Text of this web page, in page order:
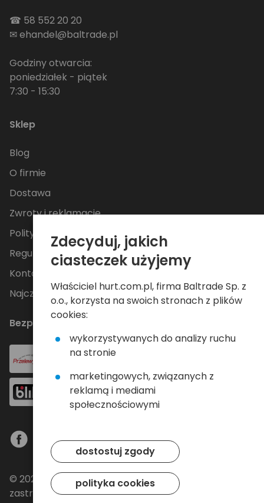
☎ 58 552 20 20
✉ehandel@baltrade.pl
Godziny otwarcia:
poniedziałek - piątek
7:30 - 15:30
Sklep
Blog
O firmie
Dostawa
Zwroty i reklamacje
Polityka Prywatności
Regulamin
Kontakt
Najczęściej zadawane pytania
Bezpieczne płatności
© 2024 Baltrade sp. z o.o. - Wszelkie prawa
zastrzeżone.
Zdecyduj, jakich
ciasteczek użyjemy
Właściciel hurt.com.pl, firma Baltrade Sp. z
o.o., korzysta na swoich stronach z plików
cookies:
wykorzystywanych do analizy ruchu
na stronie
marketingowych, związanych z
reklamą i mediami
społecznościowymi
dostostuj zgody
polityka cookies